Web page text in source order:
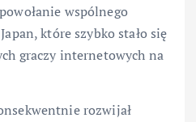
wspólnego
które szybko stało się
graczy internetowych na
rozwijał